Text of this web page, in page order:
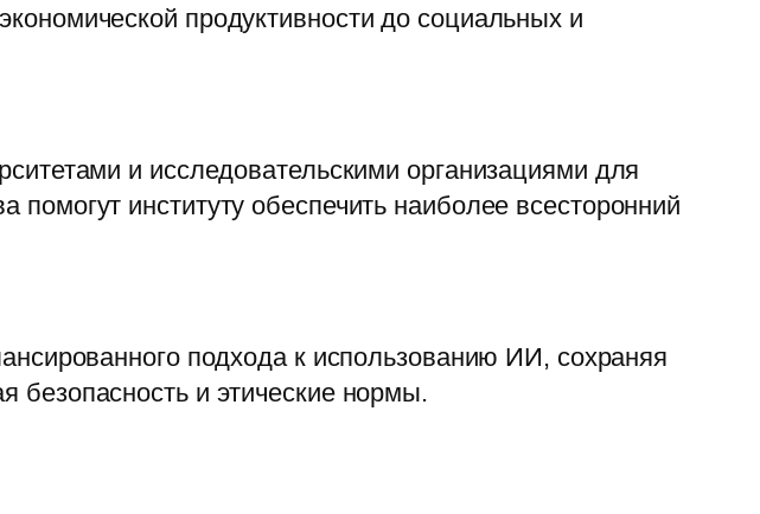
продуктивности до социальных и
и исследовательскими организациями для
институту обеспечить наиболее всесторонний
подхода к использованию ИИ, сохраняя
безопасность и этические нормы.